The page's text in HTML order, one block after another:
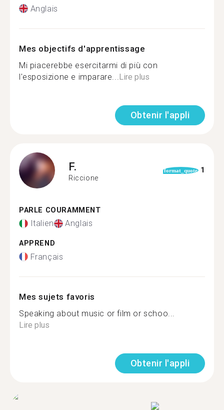
Anglais
Mes objectifs d'apprentissage
Mi piacerebbe esercitarmi di più con
l'esposizione e imparare... Lire plus
Obtenir l'appli
F.
Riccione
format_quote 1
PARLE COURAMMENT
Italien Anglais
APPREND
Français
Mes sujets favoris
Speaking about music or film or schoo...
Lire plus
Obtenir l'appli